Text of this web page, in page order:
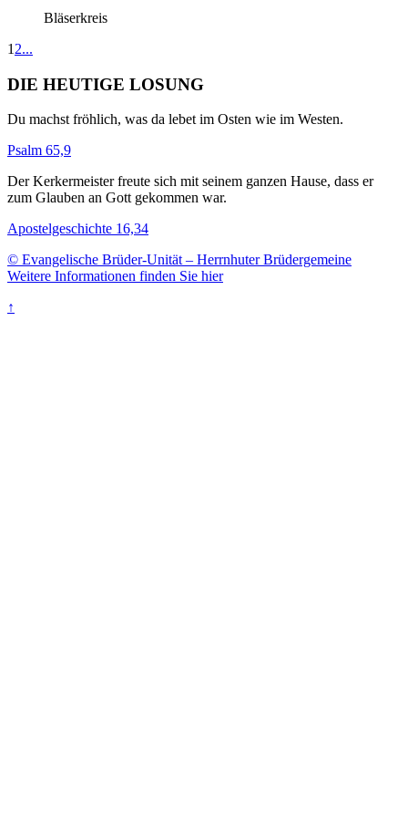
Bläserkreis
1 2...
DIE HEUTIGE LOSUNG
Du machst fröhlich, was da lebet im Osten wie im Westen.
Psalm 65,9
Der Kerkermeister freute sich mit seinem ganzen Hause, dass er
zum Glauben an Gott gekommen war.
Apostelgeschichte 16,34
© Evangelische Brüder-Unität – Herrnhuter Brüdergemeine
Weitere Informationen finden Sie hier
↑